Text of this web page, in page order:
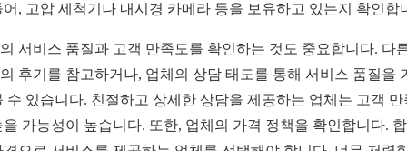
어, 고압 세척기나 내시경 카메라 등을 보유하고 있는지 확인합
서비스 품질과 고객 만족도를 확인하는 것도 중요합니다. 다
후기를 참고하거나, 업체의 상담 태도를 통해 서비스 품질을
수 있습니다. 친절하고 상세한 상담을 제공하는 업체는 고객 만
을 가능성이 높습니다. 또한, 업체의 가격 정책을 확인합니다.